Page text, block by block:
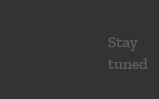
Stay
tuned